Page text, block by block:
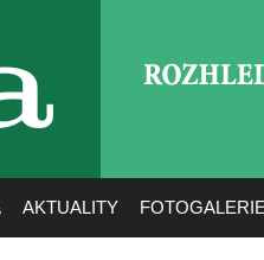
AKTUALITY